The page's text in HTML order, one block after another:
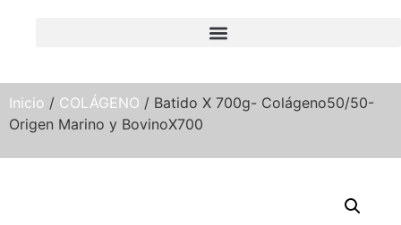
Inicio / COLÁGENO / Batido X 700g- Colágeno50/50-
Origen Marino y BovinoX700